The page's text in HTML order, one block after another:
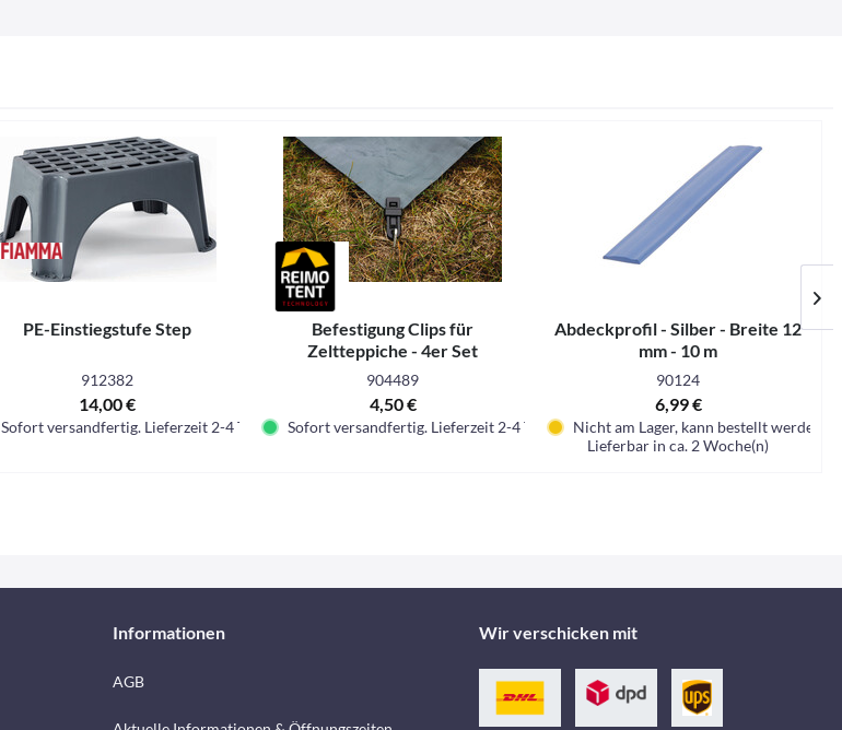
PE-Einstiegstufe Step
912382
14,00 €
Sofort versandfertig. Lieferzeit 2-4 Tage.
Befestigung Clips für
Zeltteppiche - 4er Set
904489
4,50 €
Sofort versandfertig. Lieferzeit 2-4 Tage.
Abdeckprofil - Silber - Breite 12
mm - 10 m
90124
6,99 €
Nicht am Lager, kann bestellt werden
Lieferbar in ca. 2 Woche(n)
Informationen
AGB
Wir verschicken mit